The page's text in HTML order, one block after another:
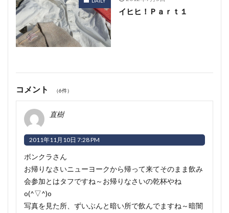
イヒヒ！Ｐａｒｔ１
コメント （6件）
直樹
2011年11月10日 7:28 PM
ボンクラさん
お帰りなさいニューヨークから帰って来てそのまま飲み
会参加とはタフですね～お帰りなさいの乾杯やね
o(^▽^)o
写真を見た所、ずいぶんと暗い所で飲んでますね～暗闇